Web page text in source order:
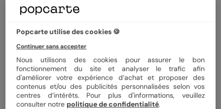
4.5(4avis)
Format
Quantité Échantillon personnalisé
Popcarte utilise des cookies 🍪
Continuer sans accepter
Nous utilisons des cookies pour assurer le bon
fonctionnement du site et analyser le trafic afin
d'améliorer votre expérience d’achat et proposer des
contenus et/ou des publicités personnalisées selon vos
centres d’intérêts. Pour plus d'informations, veuillez
consulter notre politique de confidentialité.